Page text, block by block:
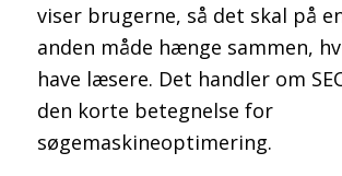
viser brugerne, så det skal på
anden måde hænge sammen,
have læsere. Det handler om
den korte betegnelse for
søgemaskineoptimering.